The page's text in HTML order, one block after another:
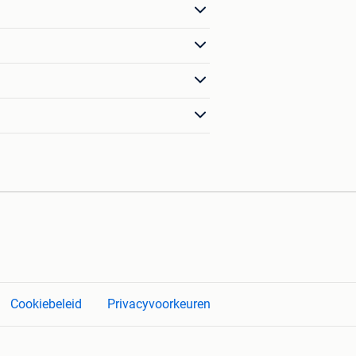
Cookiebeleid Privacyvoorkeuren